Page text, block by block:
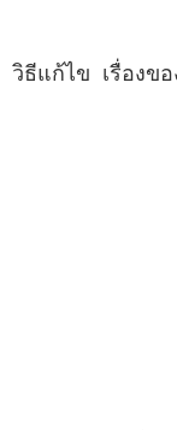
วิธีแก้ไข เรื่องขอ